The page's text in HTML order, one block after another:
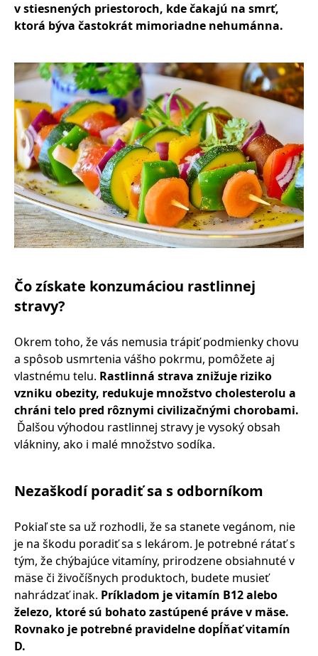
v stiesnených priestoroch, kde čakajú na smrť,
ktorá býva častokrát mimoriadne nehumánna.
Čo získate konzumáciou rastlinnej
stravy?
Okrem toho, že vás nemusia trápiť podmienky chovu
a spôsob usmrtenia vášho pokrmu, pomôžete aj
vlastnému telu. Rastlinná strava znižuje riziko
vzniku obezity, redukuje množstvo cholesterolu a
chráni telo pred rôznymi civilizačnými chorobami.
Ďalšou výhodou rastlinnej stravy je vysoký obsah
vlákniny, ako i malé množstvo sodíka.
Nezaškodí poradiť sa s odborníkom
Pokiaľ ste sa už rozhodli, že sa stanete vegánom, nie
je na škodu poradiť sa s lekárom. Je potrebné rátať s
tým, že chýbajúce vitamíny, prirodzene obsiahnuté v
mäse či živočíšnych produktoch, budete musieť
nahrádzať inak. Príkladom je vitamín B12 alebo
železo, ktoré sú bohato zastúpené práve v mäse.
Rovnako je potrebné pravidelne dopĺňať vitamín
D.